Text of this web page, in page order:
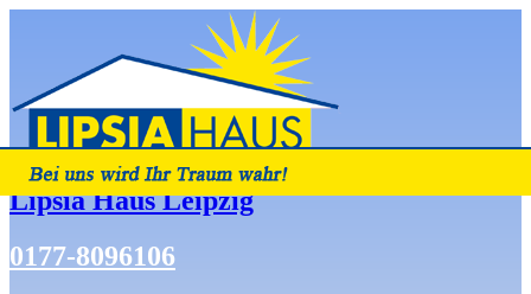
Lipsia Haus Leipzig
0177-8096106